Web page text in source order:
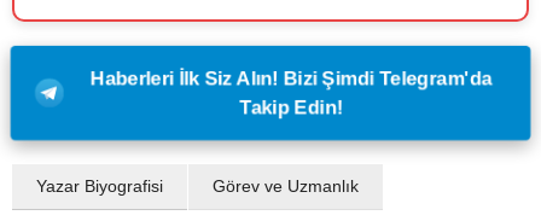
Haberleri İlk Siz Alın! Bizi Şimdi Telegram'da
Takip Edin!
Yazar Biyografisi Görev ve Uzmanlık